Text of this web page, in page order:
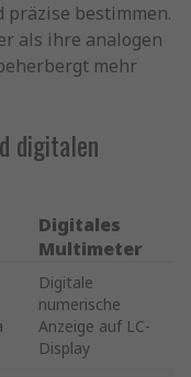
präzise bestimmen.
als ihre analogen
mehr
digitalen
Digitales
Multimeter
Digitale
numerische
Anzeige auf LC-
Display